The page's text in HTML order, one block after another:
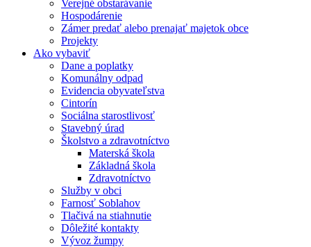
Verejné obstarávanie
Hospodárenie
Zámer predať alebo prenajať majetok obce
Projekty
Ako vybaviť
Dane a poplatky
Komunálny odpad
Evidencia obyvateľstva
Cintorín
Sociálna starostlivosť
Stavebný úrad
Školstvo a zdravotníctvo
Materská škola
Základná škola
Zdravotníctvo
Služby v obci
Farnosť Soblahov
Tlačivá na stiahnutie
Dôležité kontakty
Vývoz žumpy